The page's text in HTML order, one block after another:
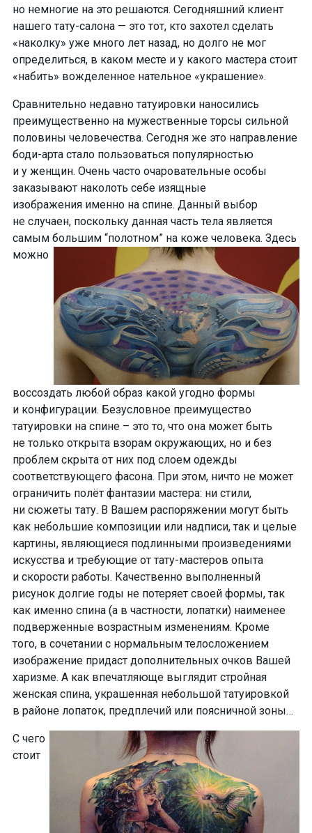
но немногие на это решаются. Сегодняшний клиент
нашего тату-салона — это тот, кто захотел сделать
«наколку» уже много лет назад, но долго не мог
определиться, в каком месте и у какого мастера стоит
«набить» вожделенное нательное «украшение».
Сравнительно недавно татуировки наносились
преимущественно на мужественные торсы сильной
половины человечества. Сегодня же это направление
боди-арта стало пользоваться популярностью
и у женщин. Очень часто очаровательные особы
заказывают наколоть себе изящные
изображения именно на спине. Данный выбор
не случаен, поскольку данная часть тела является
самым большим “полотном” на коже человека. Здесь
можно
воссоздать любой образ какой угодно формы
и конфигурации. Безусловное преимущество
татуировки на спине – это то, что она может быть
не только открыта взорам окружающих, но и без
проблем скрыта от них под слоем одежды
соответствующего фасона. При этом, ничто не может
ограничить полёт фантазии мастера: ни стили,
ни сюжеты тату. В Вашем распоряжении могут быть
как небольшие композиции или надписи, так и целые
картины, являющиеся подлинными произведениями
искусства и требующие от тату-мастеров опыта
и скорости работы. Качественно выполненный
рисунок долгие годы не потеряет своей формы, так
как именно спина (а в частности, лопатки) наименее
подверженные возрастным изменениям. Кроме
того, в сочетании с нормальным телосложением
изображение придаст дополнительных очков Вашей
харизме. А как впечатляюще выглядит стройная
женская спина, украшенная небольшой татуировкой
в районе лопаток, предплечий или поясничной зоны…
С чего
стоит